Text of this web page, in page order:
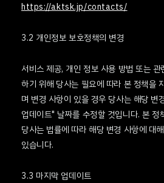
https://aktsk.jp/contacts/
3.2 개인정보 보호정책의 변경
서비스 제공, 개인 정보 사용 방법 또는
하기 위해 당사는 필요에 따라 본 정책을
며 변경 사항이 있을 경우 당사는 해당 변
업데이트" 날짜를 수정할 것입니다. 본 정
당사는 법률에 따라 해당 변경 사항에 대
있습니다.
3.3 마지막 업데이트